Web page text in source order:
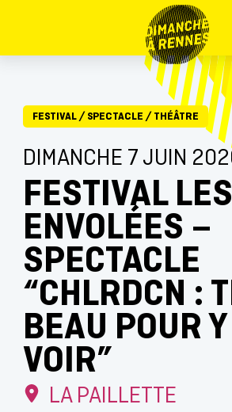
FESTIVAL/ SPECTACLE / THÉÂTRE
DIMANCHE 7 JUIN
FESTIVAL LES
ENVOLÉES –
SPECTACLE
“CHLRDCN :
BEAU POUR Y
VOIR”
LA PAILLETTE